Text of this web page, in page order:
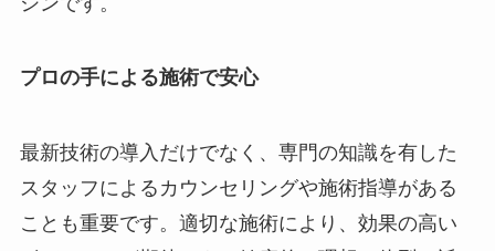
プロの手による施術で安心
最新技術の導入だけでなく、専門の知識を有した
スタッフによるカウンセリングや施術指導がある
ことも重要です。適切な施術により、効果の高い